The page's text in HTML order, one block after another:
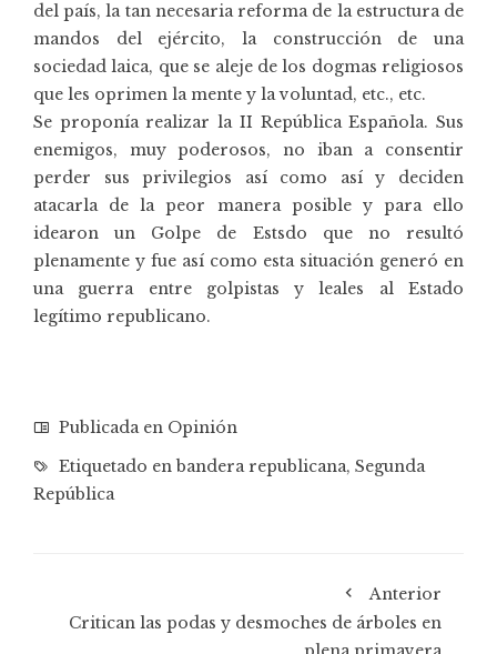
del país, la tan necesaria reforma de la estructura de
mandos del ejército, la construcción de una
sociedad laica, que se aleje de los dogmas religiosos
que les oprimen la mente y la voluntad, etc., etc.
Se proponía realizar la II República Española. Sus
enemigos, muy poderosos, no iban a consentir
perder sus privilegios así como así y deciden
atacarla de la peor manera posible y para ello
idearon un Golpe de Estsdo que no resultó
plenamente y fue así como esta situación generó en
una guerra entre golpistas y leales al Estado
legítimo republicano.
Publicada en Opinión
Etiquetado enbandera republicana, Segunda
República
Anterior
Critican las podas y desmoches de árboles en